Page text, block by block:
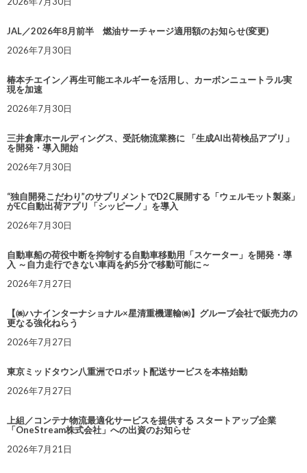
JAL／2026年8月前半 燃油サーチャージ適用額のお知らせ(変更)
2026年7月30日
椿本チエイン／再生可能エネルギーを活用し、カーボンニュートラル実
現を加速
2026年7月30日
三井倉庫ホールディングス、受託物流業務に 「生成AI出荷検品アプリ」
を開発・導入開始
2026年7月30日
“独自開発こだわり”のサプリメントでD2C展開する「ウェルモット製薬」
がEC自動出荷アプリ「シッピーノ」を導入
2026年7月30日
自動車船の荷役中断を抑制する自動車移動用「スケーター」を開発・導
入 ～自力走行できない車両を約5分で移動可能に～
2026年7月27日
【㈱ハナインターナショナル×星清重機運輸㈱】グループ会社で販売力の
更なる強化ねらう
2026年7月27日
東京ミッドタウン八重洲でロボット配送サービスを本格始動
2026年7月27日
上組／コンテナ物流最適化サービスを提供する スタートアップ企業
「OneStream株式会社」への出資のお知らせ
2026年7月21日